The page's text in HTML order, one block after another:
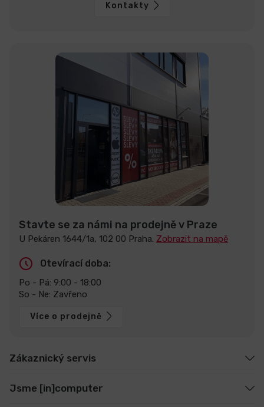
Kontakty
Stavte se za námi na prodejně v Praze
U Pekáren 1644/1a, 102 00 Praha. Zobrazit na mapě
Otevírací doba:
Po - Pá: 9:00 - 18:00
So - Ne: Zavřeno
Více o prodejně
Zákaznický servis
Jsme [in]computer